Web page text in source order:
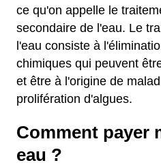
ce qu'on appelle le
secondaire de l'eau. Le
l'eau consiste à
chimiques qui peuvent
et être à l'origine de
prolifération d'algues.
Comment payer
eau ?